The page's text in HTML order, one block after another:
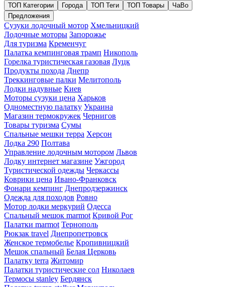
ТОП Категории Города ТОП Теги ТОП Товары
ЧаВо
Предложения
Сузуки лодочный мотор Хмельницкий
Лодочные моторы Запорожье
Для туризма Кременчуг
Палатка кемпинговая трамп Никополь
Горелка туристическая газовая Луцк
Продукты похода Днепр
Треккинговые палки Мелитополь
Лодки надувные Киев
Моторы сузуки цена Харьков
Одноместную палатку Украина
Магазин термокружек Чернигов
Товары туризма Сумы
Спальные мешки терра Херсон
Лодка 290 Полтава
Управление лодочным мотором Львов
Лодку интернет магазине Ужгород
Туристической одежды Черкассы
Коврики цена Ивано-Франковск
Фонари кемпинг Днепродзержинск
Одежда для походов Ровно
Мотор лодки меркурий Одесса
Спальный мешок marmot Кривой Рог
Палатки marmot Тернополь
Рюкзак travel Днепропетровск
Женское термобелье Кропивницкий
Мешок спальный Белая Церковь
Палатку terra Житомир
Палатки туристические сол Николаев
Термосы stanley Бердянск